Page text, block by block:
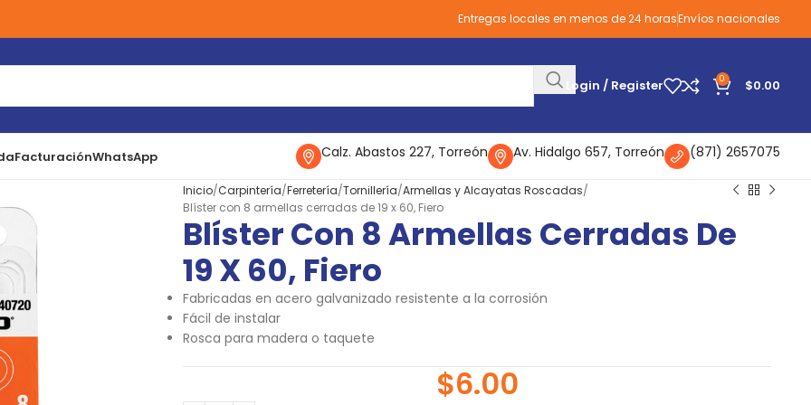
Entregas locales en menos de 24 horasEnvíos nacionales
Login / Register 0 $0.00
FacturaciónWhatsApp Calz. Abastos 227, Torreón Av. Hidalgo 657, Torreón (871) 2657075
Inicio Carpintería Ferretería Tornillería Armellas y Alcayatas Roscadas
Blíster con 8 armellas cerradas de 19 x 60, Fiero
Blíster Con 8 Armellas Cerradas De
19 X 60, Fiero
Fabricadas en acero galvanizado resistente a la corrosión
Fácil de instalar
Rosca para madera o taquete
$6.00